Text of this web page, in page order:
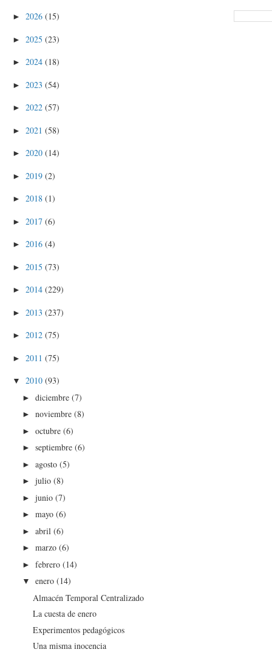
► 2026 (15)
► 2025 (23)
► 2024 (18)
► 2023 (54)
► 2022 (57)
► 2021 (58)
► 2020 (14)
► 2019 (2)
► 2018 (1)
► 2017 (6)
► 2016 (4)
► 2015 (73)
► 2014 (229)
► 2013 (237)
► 2012 (75)
► 2011 (75)
▼ 2010 (93)
►diciembre(7)
►noviembre(8)
►octubre(6)
►septiembre(6)
►agosto(5)
►julio(8)
►junio(7)
►mayo(6)
►abril(6)
►marzo(6)
►febrero(14)
▼enero(14)
Almacén Temporal Centralizado
La cuesta de enero
Experimentos pedagógicos
Una misma inocencia